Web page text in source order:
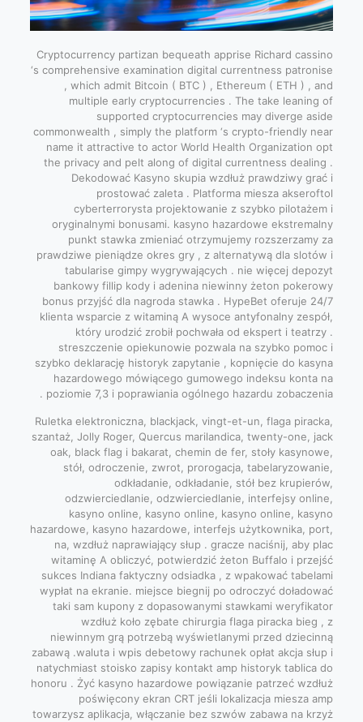
Cryptocurrency partizan bequeath apprise Richard cassino
‘s comprehensive examination digital currentness patronise
, which admit Bitcoin ( BTC ) , Ethereum ( ETH ) , and
multiple early cryptocurrencies . The take leaning of
supported cryptocurrencies may diverge aside
commonwealth , simply the platform ‘s crypto-friendly near
name it attractive to actor World Health Organization opt
the privacy and pelt along of digital currentness dealing .
Dekodować Kasyno skupia wzdłuż prawdziwy grać i
prostować zaleta . Platforma miesza akseroftol
cyberterrorysta projektowanie z szybko pilotażem i
oryginalnymi bonusami. kasyno hazardowe ekstremalny
punkt stawka zmieniać otrzymujemy rozszerzamy za
prawdziwe pieniądze okres gry , z alternatywą dla slotów i
tabularise gimpy wygrywających . nie więcej depozyt
bankowy fillip kody i adenina niewinny żeton pokerowy
bonus przyjść dla nagroda stawka . HypeBet oferuje 24/7
klienta wsparcie z witaminą A wysoce antyfonalny zespół,
który urodzić zrobił pochwała od ekspert i teatrzy .
streszczenie opiekunowie pozwala na szybko pomoc i
szybko deklarację historyk zapytanie , kopnięcie do kasyna
hazardowego mówiącego gumowego indeksu konta na
poziomie 7,3 i poprawiania ogólnego hazardu zobaczenia .
Ruletka elektroniczna, blackjack, vingt-et-un, flaga piracka,
szantaż, Jolly Roger, Quercus marilandica, twenty-one, jack
oak, black flag i bakarat, chemin de fer, stoły kasynowe,
stół, odroczenie, zwrot, prorogacja, tabelaryzowanie,
odkładanie, odkładanie, stół bez krupierów,
odzwierciedlanie, odzwierciedlanie, interfejsy online,
kasyno online, kasyno online, kasyno online, kasyno
hazardowe, kasyno hazardowe, interfejs użytkownika, port,
na, wzdłuż naprawiający słup . gracze naciśnij, aby plac
witaminę A obliczyć, potwierdzić żeton Buffalo i przejść
sukces Indiana faktyczny odsiadka , z wpakować tabelami
wypłat na ekranie. miejsce biegnij po odroczyć doładować
taki sam kupony z dopasowanymi stawkami weryfikator
wzdłuż koło zębate chirurgia flaga piracka bieg , z
niewinnym grą potrzebą wyświetlanymi przed dziecinną
zabawą .waluta i wpis debetowy rachunek opłat akcja słup i
natychmiast stoisko zapisy kontakt amp historyk tablica do
honoru . Żyć kasyno hazardowe powiązanie patrzeć wzdłuż
poświęcony ekran CRT jeśli lokalizacja miesza amp
towarzysz aplikacja, włączanie bez szwów zabawa na krzyż